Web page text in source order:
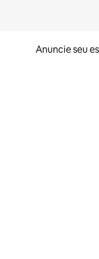
Anuncie seu
dedo na tela.